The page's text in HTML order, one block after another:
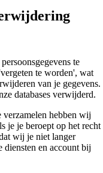
te
te worden', wat
van je gegevens.
databases verwijderd.
hebben wij
je je beroept op het recht
wij je niet langer
diensten en account bij